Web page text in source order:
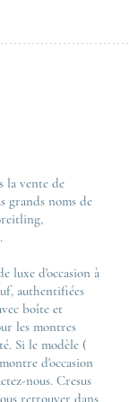
la vente de
grands noms de
,
luxe d'occasion à
authentifiées
boîte et
les montres
Si le modèle (
d'occasion
nous. Cresus
retrouver dans